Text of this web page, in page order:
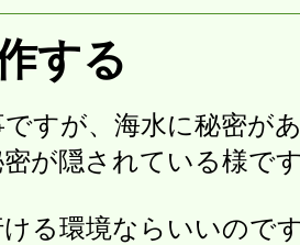
する
すが、海水に秘密が
が隠されている様で
る環境ならいいので